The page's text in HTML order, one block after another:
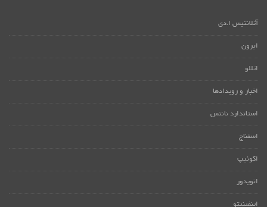
آتلانتیس ا.دی
ابرون
اتللو
اخبار و رویدادها
استاندارد نانتس
اسفناج
اکوئیپ
انویدور
اینفینیتو